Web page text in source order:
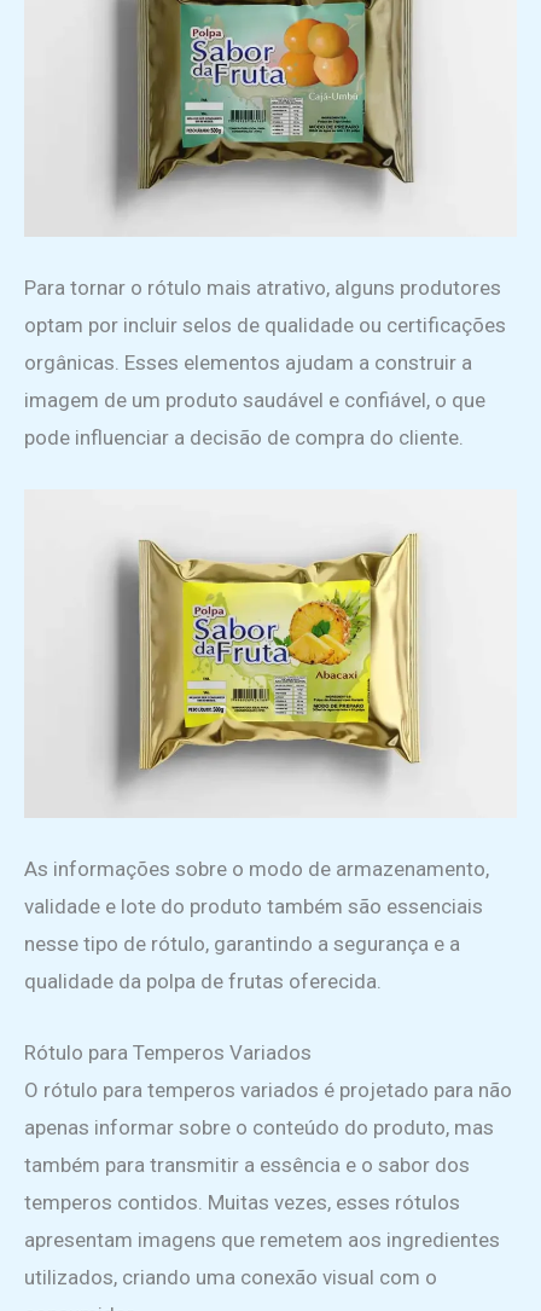
Para tornar o rótulo mais atrativo, alguns produtores
optam por incluir selos de qualidade ou certificações
orgânicas. Esses elementos ajudam a construir a
imagem de um produto saudável e confiável, o que
pode influenciar a decisão de compra do cliente.
As informações sobre o modo de armazenamento,
validade e lote do produto também são essenciais
nesse tipo de rótulo, garantindo a segurança e a
qualidade da polpa de frutas oferecida.
Rótulo para Temperos Variados
O rótulo para temperos variados é projetado para não
apenas informar sobre o conteúdo do produto, mas
também para transmitir a essência e o sabor dos
temperos contidos. Muitas vezes, esses rótulos
apresentam imagens que remetem aos ingredientes
utilizados, criando uma conexão visual com o